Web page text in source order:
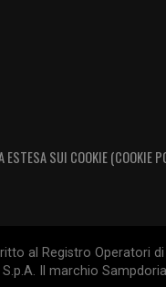
ESTESA SUI COOKIE (COOKIE
al Registro Operatori di
Il marchio